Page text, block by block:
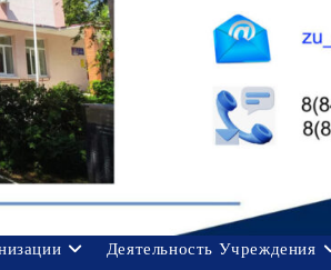
Деятельность Учреждения